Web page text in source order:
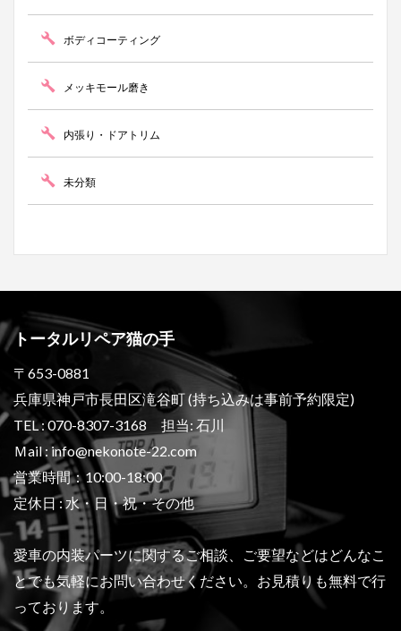
ボディコーティング
メッキモール磨き
内張り・ドアトリム
未分類
トータルリペア猫の手
〒653-0881
兵庫県神戸市長田区滝谷町 (持ち込みは事前予約限定)
TEL : 070-8307-3168 担当: 石川
Ｍail : info@nekonote-22.com
営業時間：10:00-18:00
定休日 : 水・日・祝・その他
愛車の内装パーツに関するご相談、ご要望などはどんなこ
とでも気軽にお問い合わせください。 お見積りも無料で行
っております。